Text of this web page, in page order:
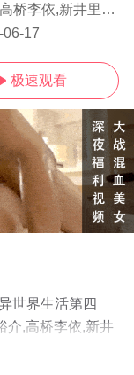
拓也,植田佳奈,铃木绘理,菲鲁兹·蓝,杉田智和,河西健吾,小原好美
06-17
 极速观看
世界生活第四
介,高桥李依,新井
,菲鲁兹·蓝,杉田